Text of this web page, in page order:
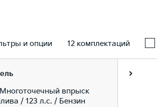
и опции 12 комплектаций
впрыск
/ 123 л.с. / Бензин